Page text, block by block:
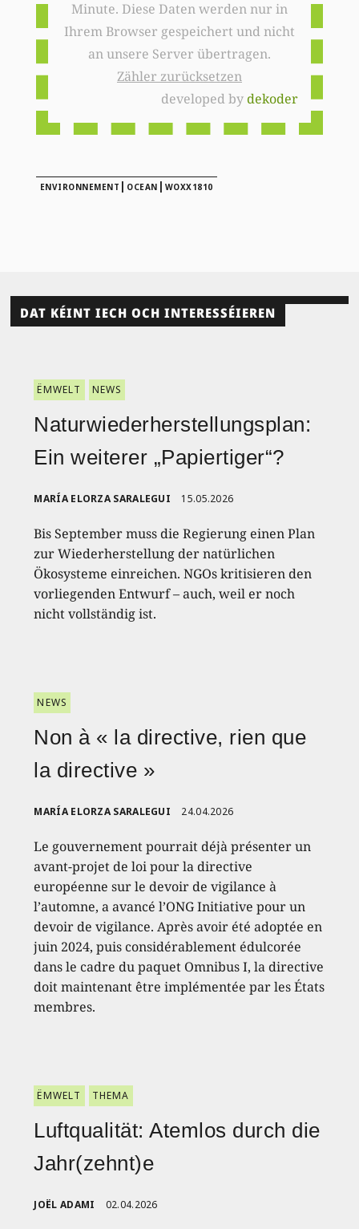
Minute. Diese Daten werden nur in
Ihrem Browser gespeichert und nicht
an unsere Server übertragen.
Zähler zurücksetzen
developed bydekoder
ENVIRONNEMENT | OCEAN | WOXX1810
DAT KÉINT IECH OCH INTERESSÉIEREN
ËMWELT NEWS
Naturwiederherstellungsplan:
Ein weiterer „Papiertiger“?
MARÍA ELORZA SARALEGUI 15.05.2026
Bis September muss die Regierung einen Plan
zur Wiederherstellung der natürlichen
Ökosysteme einreichen. NGOs kritisieren den
vorliegenden Entwurf – auch, weil er noch
nicht vollständig ist.
NEWS
Non à « la directive, rien que
la directive »
MARÍA ELORZA SARALEGUI 24.04.2026
Le gouvernement pourrait déjà présenter un
avant-projet de loi pour la directive
européenne sur le devoir de vigilance à
l’automne, a avancé l’ONG Initiative pour un
devoir de vigilance. Après avoir été adoptée en
juin 2024, puis considérablement édulcorée
dans le cadre du paquet Omnibus I, la directive
doit maintenant être implémentée par les États
membres.
ËMWELT THEMA
Luftqualität: Atemlos durch die
Jahr(zehnt)e
JOËL ADAMI 02.04.2026